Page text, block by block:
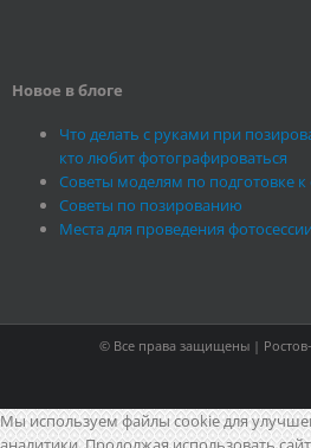
Новое в блоге
Что делать с руками при
кто любит фотографироваться
Советы моделям по подготовке к
Советы по позированию
Места для проведения фотосессии
© Все права защищены |
Мы используем файлы cookie для